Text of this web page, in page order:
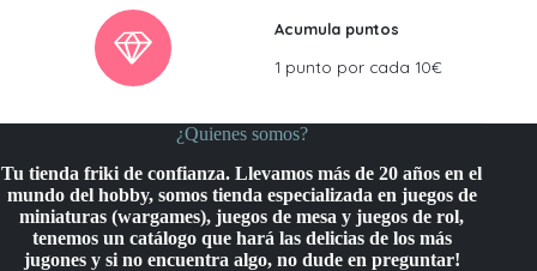
Acumula puntos
1 punto por cada 10€
¿Quienes somos?
Tu tienda friki de confianza. Llevamos más de 20 años en el
mundo del hobby, somos tienda especializada en juegos de
miniaturas (wargames), juegos de mesa y juegos de rol,
tenemos un catálogo que hará las delicias de los más
jugones y si no encuentra algo, no dude en preguntar!